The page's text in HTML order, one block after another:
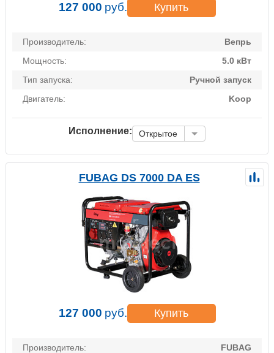
127 000 руб. Купить
Производитель:
Вепрь
Мощность:
5.0 кВт
Тип запуска:
Ручной запуск
Двигатель:
Koop
Исполнение: Открытое
FUBAG DS 7000 DA ES
127 000 руб. Купить
Производитель:
FUBAG